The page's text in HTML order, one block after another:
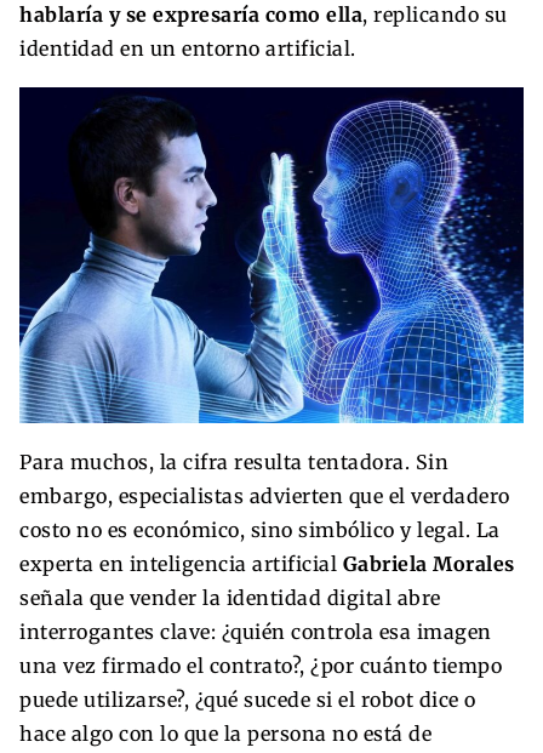
hablaría y se expresaría como ella, replicando su
identidad en un entorno artificial.
Para muchos, la cifra resulta tentadora. Sin
embargo, especialistas advierten que el verdadero
costo no es económico, sino simbólico y legal. La
experta en inteligencia artificial Gabriela Morales
señala que vender la identidad digital abre
interrogantes clave: ¿quién controla esa imagen
una vez firmado el contrato?, ¿por cuánto tiempo
puede utilizarse?, ¿qué sucede si el robot dice o
hace algo con lo que la persona no está de